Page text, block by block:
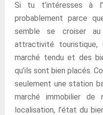
Si tu t’intéresses à
probablement parce
semble se croiser
attractivité
marché tendu et des
qu’ils sont bien placés.
seulement une station
marché immobilier
localisation, l’état du